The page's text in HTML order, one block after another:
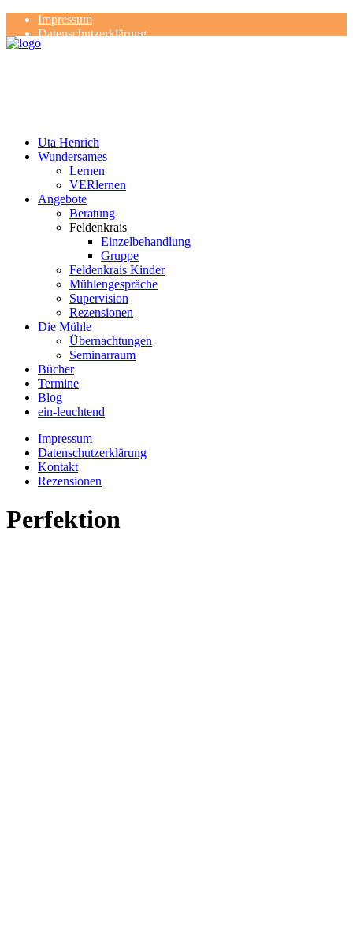
Impressum
Datenschutzerklärung
Kontakt
Uta Henrich
Wundersames
Lernen
VERlernen
Angebote
Beratung
Feldenkrais
Einzelbehandlung
Gruppe
Feldenkrais Kinder
Mühlengespräche
Supervision
Rezensionen
Die Mühle
Übernachtungen
Seminarraum
Bücher
Termine
Blog
ein-leuchtend
Impressum
Datenschutzerklärung
Kontakt
Rezensionen
Perfektion